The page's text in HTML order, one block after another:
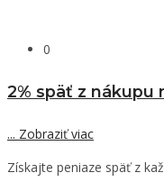
0
2% späť z nákupu
... Zobraziť viac
Získajte peniaze späť z